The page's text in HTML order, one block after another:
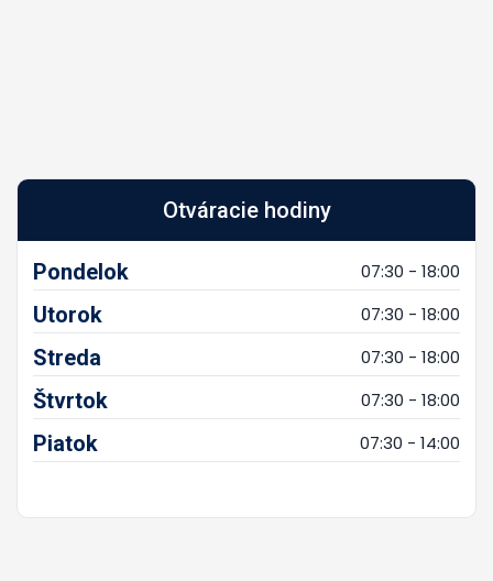
Otváracie hodiny
Pondelok 07:30 - 18:00
Utorok 07:30 - 18:00
Streda 07:30 - 18:00
Štvrtok 07:30 - 18:00
Piatok 07:30 - 14:00